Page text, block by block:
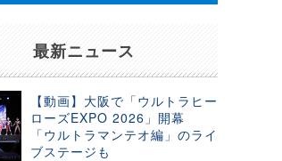
最新ニュース
【動画】大阪で「ウルトラヒー
ローズEXPO 2026」開幕
「ウルトラマンテオ編」のライ
ブステージも